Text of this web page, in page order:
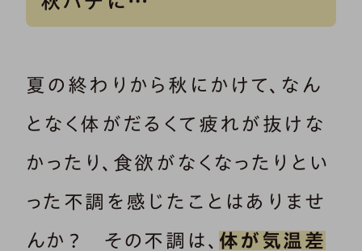
夏の終わりから秋にかけて、なん
となく体がだるくて疲れが抜けな
かったり、食欲がなくなったりとい
った不調を感じたことはありませ
んか？ その不調は、 体が気温差